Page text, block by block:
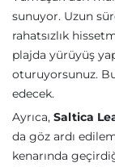
sunuyor. Uzun
rahatsızlık
plajda yürüyüş
oturuyorsunuz.
edecek.
Ayrıca, Saltica
da göz ardı
kenarında